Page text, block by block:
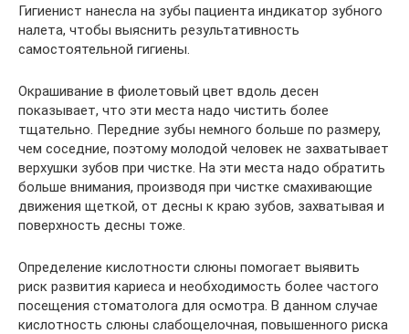
Гигиенист нанесла на зубы пациента индикатор зубного
налета, чтобы выяснить результативность
самостоятельной гигиены.
Окрашивание в фиолетовый цвет вдоль десен
показывает, что эти места надо чистить более
тщательно. Передние зубы немного больше по размеру,
чем соседние, поэтому молодой человек не захватывает
верхушки зубов при чистке. На эти места надо обратить
больше внимания, производя при чистке смахивающие
движения щеткой, от десны к краю зубов, захватывая и
поверхность десны тоже.
Определение кислотности слюны помогает выявить
риск развития кариеса и необходимость более частого
посещения стоматолога для осмотра. В данном случае
кислотность слюны слабощелочная, повышенного риска